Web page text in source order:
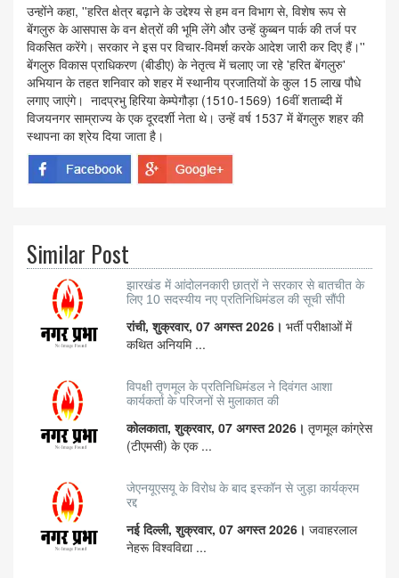
उन्होंने कहा, ''हरित क्षेत्र बढ़ाने के उद्देश्य से हम वन विभाग से, विशेष रूप से
बेंगलुरु के आसपास के वन क्षेत्रों की भूमि लेंगे और उन्हें कुब्बन पार्क की तर्ज पर
विकसित करेंगे। सरकार ने इस पर विचार-विमर्श करके आदेश जारी कर दिए हैं।''
बेंगलुरु विकास प्राधिकरण (बीडीए) के नेतृत्व में चलाए जा रहे 'हरित बेंगलुरु'
अभियान के तहत शनिवार को शहर में स्थानीय प्रजातियों के कुल 15 लाख पौधे
लगाए जाएंगे। नादप्रभु हिरिया केम्पेगौड़ा (1510-1569) 16वीं शताब्दी में
विजयनगर साम्राज्य के एक दूरदर्शी नेता थे। उन्हें वर्ष 1537 में बेंगलुरु शहर की
स्थापना का श्रेय दिया जाता है।
Similar Post
झारखंड में आंदोलनकारी छात्रों ने सरकार से बातचीत के
लिए 10 सदस्यीय नए प्रतिनिधिमंडल की सूची सौंपी
रांची, शुक्रवार, 07 अगस्त 2026। भर्ती परीक्षाओं में
कथित अनियमि ...
विपक्षी तृणमूल के प्रतिनिधिमंडल ने दिवंगत आशा
कार्यकर्ता के परिजनों से मुलाकात की
कोलकाता, शुक्रवार, 07 अगस्त 2026। तृणमूल कांग्रेस
(टीएमसी) के एक ...
जेएनयूएसयू के विरोध के बाद इस्कॉन से जुड़ा कार्यक्रम
रद्द
नई दिल्ली, शुक्रवार, 07 अगस्त 2026। जवाहरलाल
नेहरू विश्वविद्या ...